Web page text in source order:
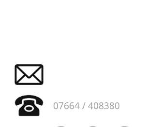
07664 / 408380